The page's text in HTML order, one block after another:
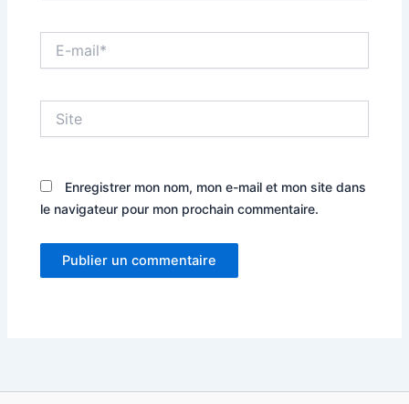
mail*
Enregistrer mon nom, mon e-mail et mon site dans
le navigateur pour mon prochain commentaire.